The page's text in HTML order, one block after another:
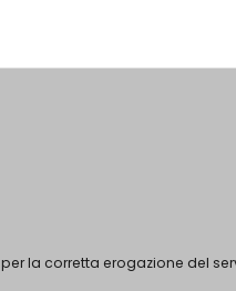
la corretta erogazione del